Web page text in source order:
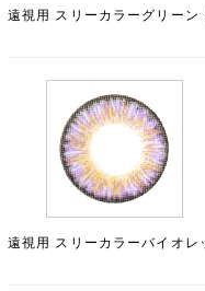
遠視用 スリーカラーグリーン
遠視用 スリーカラーバイオレ